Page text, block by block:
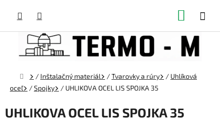
obsah
Domov
/ Inštalačný materiál /Tvarovky a rúry / Uhlíková
oceľ
/Spojky / UHLIKOVA OCEL LIS SPOJKA 35
UHLIKOVA OCEL LIS SPOJKA 35